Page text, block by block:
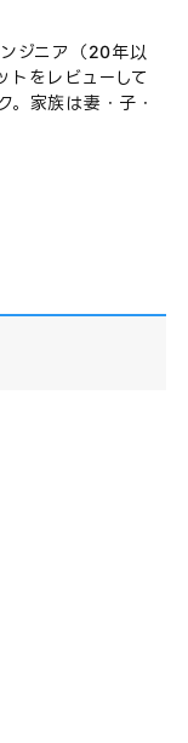
ジニア（20年以
トをレビューして
。家族は妻・子・